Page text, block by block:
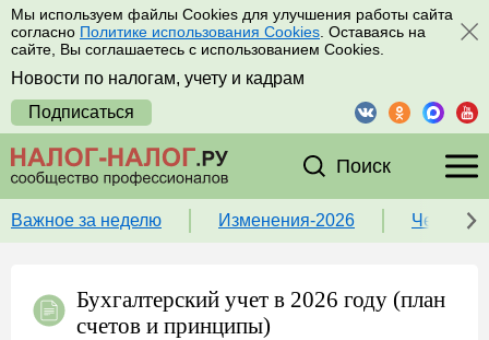
Мы используем файлы Cookies для улучшения работы сайта
согласно Политике использования Cookies . Оставаясь на
сайте, Вы соглашаетесь с использованием Cookies.
Новости по налогам, учету и кадрам
Подписаться
Поиск
Важное за неделю Изменения-2026 Чек-
Бухгалтерский учет в 2026 году (план
счетов и принципы)